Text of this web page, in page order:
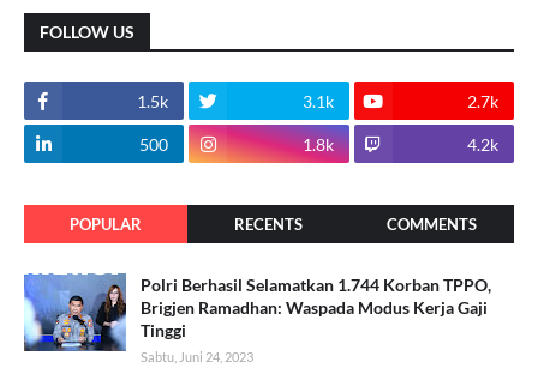
FOLLOW US
1.5k 3.1k 2.7k
500 1.8k 4.2k
POPULAR RECENTS COMMENTS
Polri Berhasil Selamatkan 1.744 Korban TPPO,
Brigjen Ramadhan: Waspada Modus Kerja Gaji
Tinggi
Sabtu, Juni 24, 2023